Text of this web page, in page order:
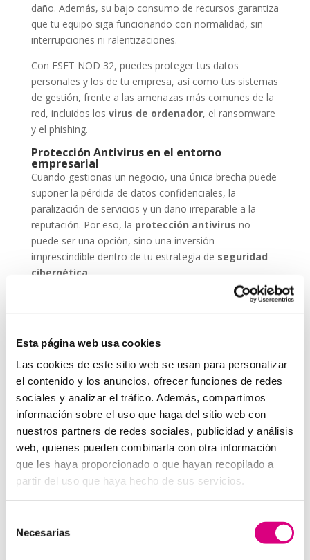
Esta página web usa cookies
Las cookies de este sitio web se usan para personalizar
el contenido y los anuncios, ofrecer funciones de redes
sociales y analizar el tráfico. Además, compartimos
información sobre el uso que haga del sitio web con
nuestros partners de redes sociales, publicidad y análisis
web, quienes pueden combinarla con otra información
que les haya proporcionado o que hayan recopilado a
partir del uso que haya hecho de sus servicios.
Necesarias
daño. Además, su bajo consumo de recursos garantiza
que tu equipo siga funcionando con normalidad, sin
interrupciones ni ralentizaciones.
Con ESET NOD 32, puedes proteger tus datos
personales y los de tu empresa, así como tus sistemas
de gestión, frente a las amenazas más comunes de la
red, incluidos los virus de ordenador, el ransomware
y el phishing.
Protección Antivirus en el entorno
empresarial
Cuando gestionas un negocio, una única brecha puede
suponer la pérdida de datos confidenciales, la
paralización de servicios y un daño irreparable a la
reputación. Por eso, la protección antivirus no
puede ser una opción, sino una inversión
imprescindible dentro de tu estrategia de seguridad
cibernética
ESET NOD 32 ofrece versiones adaptadas para
entornos empresariales, con consolas de
este modo, puedes garantizar que todos los
dispositivos de tu red estén seguros, actualizados y
libres de amenazas.
Grupo-System, ¿Quiénes somos?
EnSystem Network Communication, con más de
15 años de experiencia, disponemos de un equipo de
profesionales especializados para cada área de
negocio.Telefonía Virtual, Antivirus y Seguridad,
Marketing 2.0, Obras y Proyecto e International
Puedes contactar con nosotros en el
900 800 806o a